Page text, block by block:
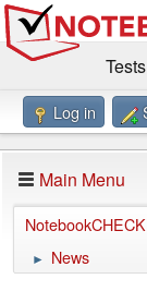
Tests
Benchmarks /
Forum
Log in
Main Menu
► News